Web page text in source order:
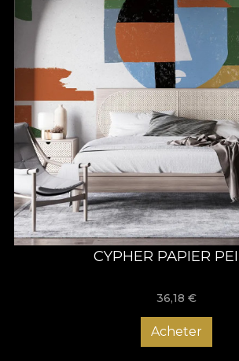
CYPHER PAPIER
36,18 €
Acheter